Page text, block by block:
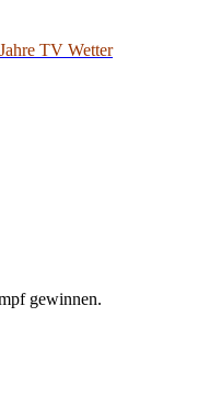
TV Wetter
gewinnen.